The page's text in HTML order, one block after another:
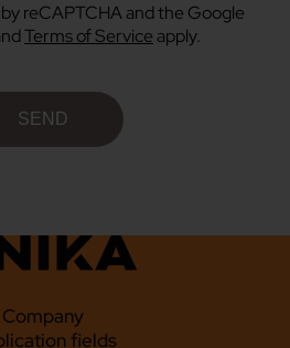
reCAPTCHA and the Google
Terms of Service apply.
Company
fields